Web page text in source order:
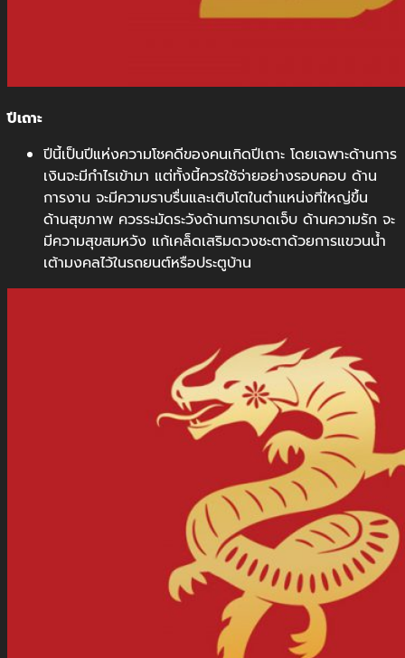
ปีเถาะ
ปีนี้เป็นปีแห่งความโชคดีของคนเกิดปีเถาะ โดยเฉพาะด้านการ
เงินจะมีกำไรเข้ามา แต่ทั้งนี้ควรใช้จ่ายอย่างรอบคอบ ด้าน
การงาน จะมีความราบรื่นและเติบโตในตำแหน่งที่ใหญ่ขึ้น
ด้านสุขภาพ ควรระมัดระวังด้านการบาดเจ็บ ด้านความรัก จะ
มีความสุขสมหวัง แก้เคล็ดเสริมดวงชะตาด้วยการแขวนน้ำ
เต้ามงคลไว้ในรถยนต์หรือประตูบ้าน